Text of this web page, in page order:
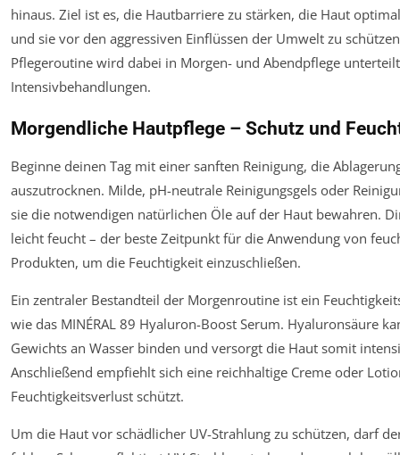
hinaus. Ziel ist es, die Hautbarriere zu stärken, die Haut
und sie vor den aggressiven Einflüssen der Umwelt zu
Pflegeroutine wird dabei in Morgen- und Abendpflege
Intensivbehandlungen.
Morgendliche Hautpflege – Schutz und
Beginne deinen Tag mit einer sanften Reinigung, die
auszutrocknen. Milde, pH-neutrale Reinigungsgels oder
sie die notwendigen natürlichen Öle auf der Haut bewahren.
leicht feucht – der beste Zeitpunkt für die Anwendung von
Produkten, um die Feuchtigkeit einzuschließen.
Ein zentraler Bestandteil der Morgenroutine ist ein
wie das MINÉRAL 89 Hyaluron-Boost Serum. Hyaluronsäure
Gewichts an Wasser binden und versorgt die Haut somit
Anschließend empfiehlt sich eine reichhaltige Creme oder
Feuchtigkeitsverlust schützt.
Um die Haut vor schädlicher UV-Strahlung zu schützen, darf